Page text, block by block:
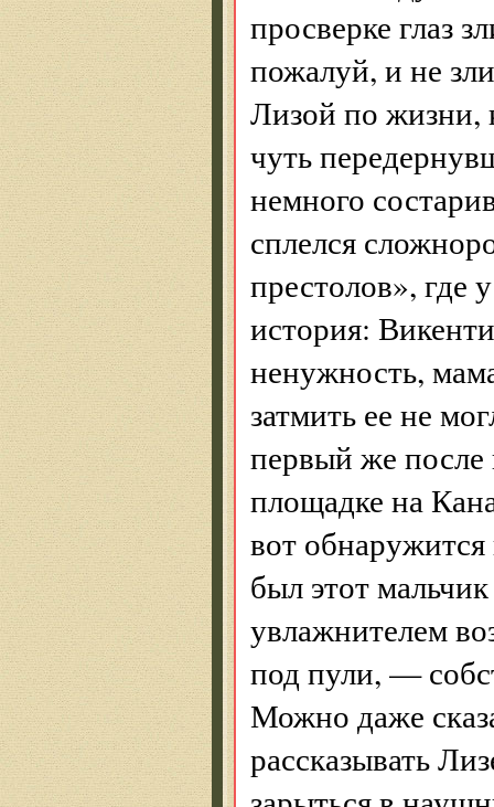
просверке глаз
пожалуй, и не
Лизой по жизни,
чуть
немного
сплелся
престолов», где
история:
ненужность,
затмить ее не
первый же после
площадке на
вот
был этот
увлажнителем
под пули, —
Можно даже
рассказывать